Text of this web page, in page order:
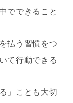
でできること
払う習慣をつ
て行動できる
」ことも大切